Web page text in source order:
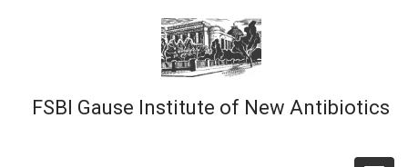
FSBI Gause Institute of New Antibiotics